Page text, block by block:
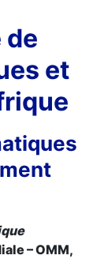
de
et
– OMM,